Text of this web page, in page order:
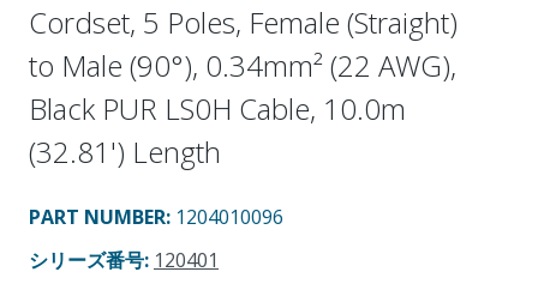
Cordset, 5 Poles, Female (Straight)
to Male (90°), 0.34mm² (22 AWG),
Black PUR LS0H Cable, 10.0m
(32.81') Length
PART NUMBER: 1204010096
シリーズ番号: 120401